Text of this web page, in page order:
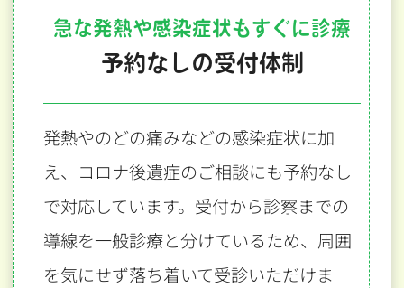
急な発熱や感染症状もすぐに診療
予約なしの受付体制
発熱やのどの痛みなどの感染症状に加
え、コロナ後遺症のご相談にも予約なし
で対応しています。受付から診察までの
導線を一般診療と分けているため、周囲
を気にせず落ち着いて受診いただけま